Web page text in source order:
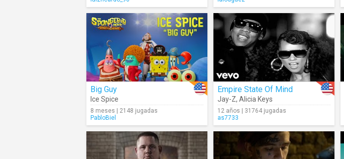
Big Guy
Ice Spice
8 meses | 2148 jugadas
PabloBiel
Empire State Of Mind
Jay-Z, Alicia Keys
12 años | 31764 jugadas
as7733